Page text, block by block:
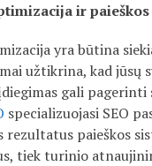
ir
yra būtina
užtikrina, kad jūsų
gali
specializuojasi SEO
rezultatus paieškos
tiek turinio